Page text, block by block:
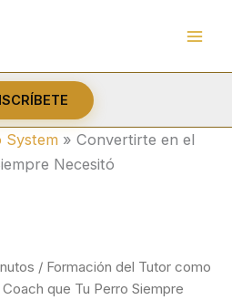
System » Convertirte en el
Necesitó
/ Formación del Tutor como
que Tu Perro Siempre